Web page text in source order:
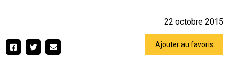
22 octobre 2015
Ajouter au favoris